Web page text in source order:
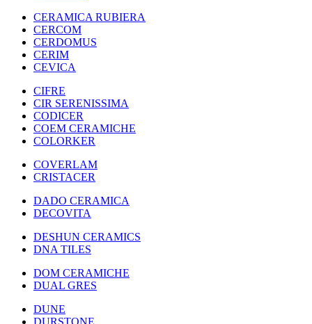
CERAMICA RUBIERA
CERCOM
CERDOMUS
CERIM
CEVICA
CIFRE
CIR SERENISSIMA
CODICER
COEM CERAMICHE
COLORKER
COVERLAM
CRISTACER
DADO CERAMICA
DECOVITA
DESHUN CERAMICS
DNA TILES
DOM CERAMICHE
DUAL GRES
DUNE
DURSTONE